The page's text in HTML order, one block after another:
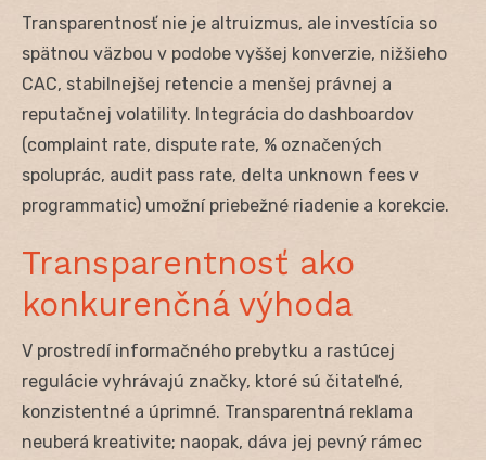
Transparentnosť nie je altruizmus, ale investícia so
spätnou väzbou v podobe vyššej konverzie, nižšieho
CAC, stabilnejšej retencie a menšej právnej a
reputačnej volatility. Integrácia do dashboardov
(complaint rate, dispute rate, % označených
spoluprác, audit pass rate, delta unknown fees v
programmatic) umožní priebežné riadenie a korekcie.
Transparentnosť ako
konkurenčná výhoda
V prostredí informačného prebytku a rastúcej
regulácie vyhrávajú značky, ktoré sú čitateľné,
konzistentné a úprimné. Transparentná reklama
neuberá kreativite; naopak, dáva jej pevný rámec